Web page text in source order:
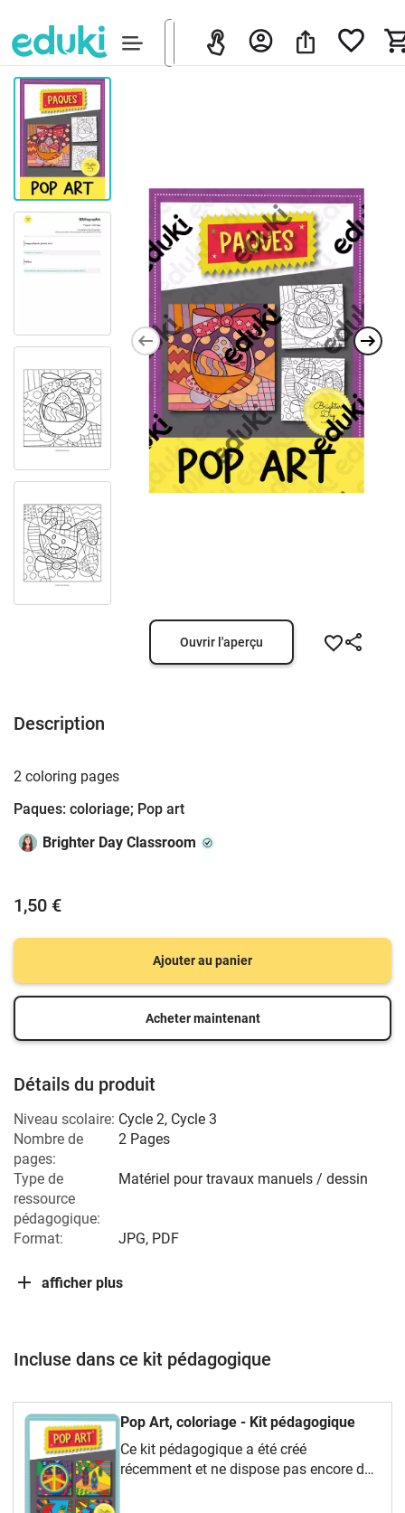
Ouvrir l'aperçu
Description
2 coloring pages
Paques: coloriage; Pop art
Brighter Day Classroom
1,50 €
Ajouter au panier
Acheter maintenant
Détails du produit
Niveau scolaire: Cycle 2, Cycle 3
Nombre de
pages:
2 Pages
Type de
ressource
pédagogique:
Matériel pour travaux manuels / dessin
Format: JPG, PDF
afficher plus
Incluse dans ce kit pédagogique
Pop Art, coloriage - Kit pédagogique
Ce kit pédagogique a été créé
récemment et ne dispose pas encore de